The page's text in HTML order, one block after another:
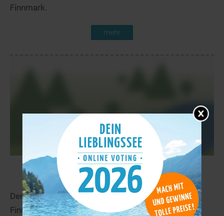
Finnmark.
mehr
Trollvatnet 21,6 km
Der Trollvatnet liegt in der Nähe von Kvalsund in
Finnmark.